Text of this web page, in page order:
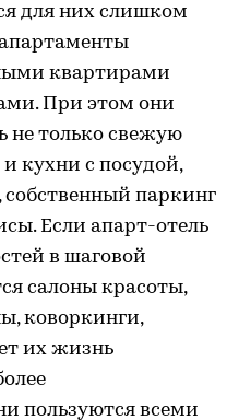
для них слишком
квартирами
При этом они
не только свежую
кухни с посудой,
паркинг
Если апарт-отель
в шаговой
салоны красоты,
коворкинги,
их жизнь
пользуются всеми